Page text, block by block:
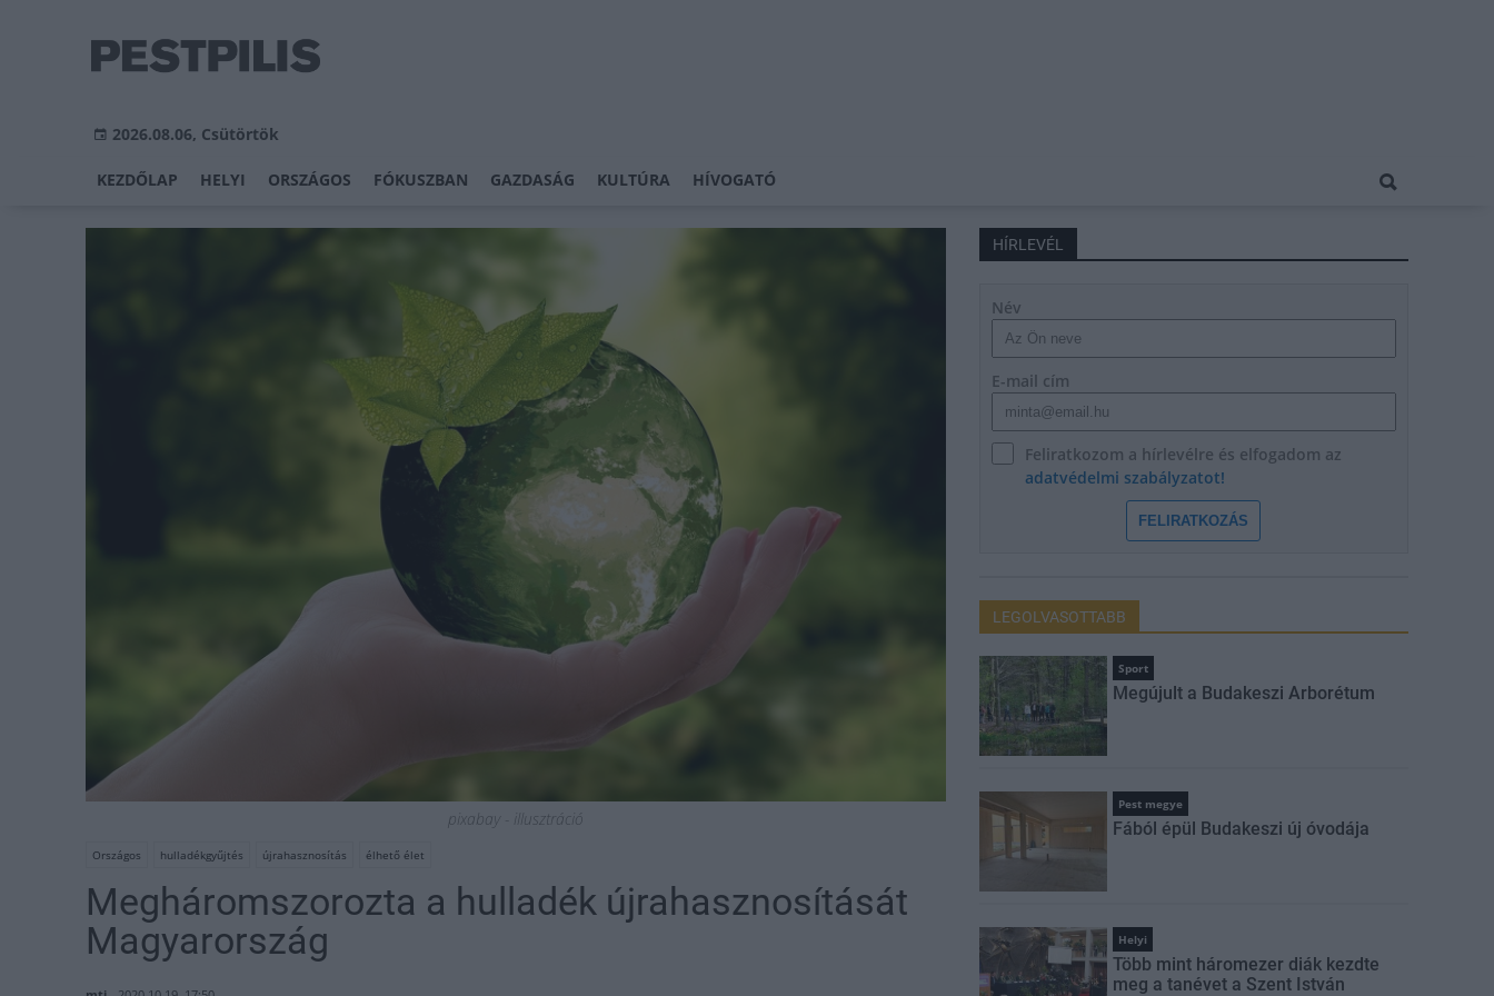
2026.08.06, Csütörtök
KEZDŐLAP HELYI ORSZÁGOS FÓKUSZBAN GAZDASÁG KULTÚRA HÍVOGATÓ
pixabay - illusztráció
Országos hulladékgyűjtés újrahasznosítás élhető élet
Megháromszorozta a hulladék újrahasznosítását
Magyarország
HÍRLEVÉL
Név
E-mail cím
Feliratkozom a hírlevélre és elfogadom az
adatvédelmi szabályzatot!
FELIRATKOZÁS
LEGOLVASOTTABB
Sport
Megújult a Budakeszi Arborétum
Pest megye
Fából épül Budakeszi új óvodája
Helyi
Több mint háromezer diák kezdte
meg a tanévet a Szent István